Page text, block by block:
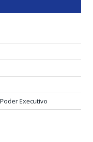
Executivo